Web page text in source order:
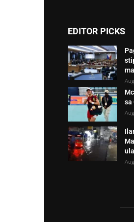
EDITOR PICKS
sa